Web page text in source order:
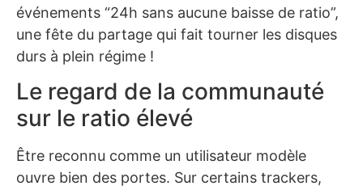
événements “24h sans aucune baisse de ratio”,
une fête du partage qui fait tourner les disques
durs à plein régime !
Le regard de la communauté
sur le ratio élevé
Être reconnu comme un utilisateur modèle
ouvre bien des portes. Sur certains trackers,